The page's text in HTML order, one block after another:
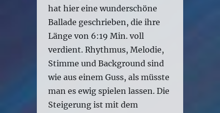
hat hier eine wunderschöne
Ballade geschrieben, die ihre
Länge von 6:19 Min. voll
verdient. Rhythmus, Melodie,
Stimme und Background sind
wie aus einem Guss, als müsste
man es ewig spielen lassen. Die
Steigerung ist mit dem